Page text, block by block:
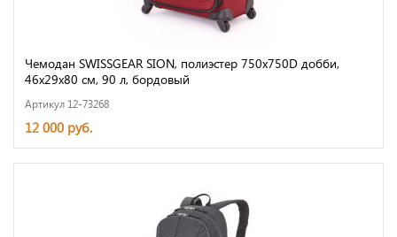
Чемодан SWISSGEAR SION, полиэстер 750x750D добби,
46x29x80 см, 90 л, бордовый
Артикул 12-73268
12 000 руб.